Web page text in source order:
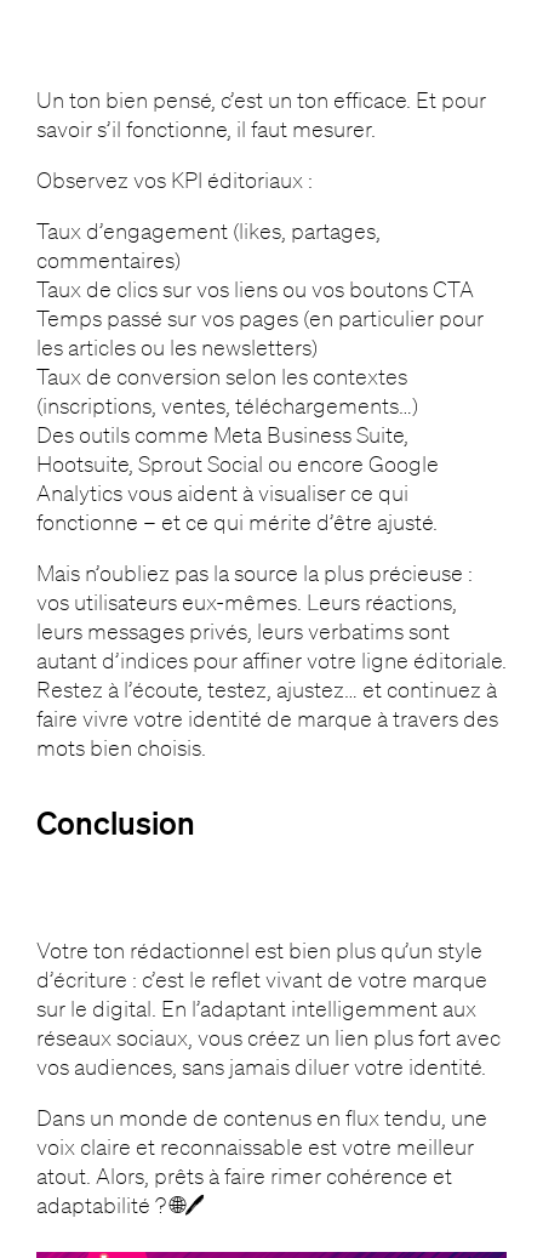
Un ton bien pensé, c’est un ton efficace. Et pour
savoir s’il fonctionne, il faut mesurer.
Observez vos KPI éditoriaux :
Taux d’engagement (likes, partages,
commentaires)
Taux de clics sur vos liens ou vos boutons CTA
Temps passé sur vos pages (en particulier pour
les articles ou les newsletters)
Taux de conversion selon les contextes
(inscriptions, ventes, téléchargements…)
Des outils comme Meta Business Suite,
Hootsuite, Sprout Social ou encore Google
Analytics vous aident à visualiser ce qui
fonctionne – et ce qui mérite d’être ajusté.
Mais n’oubliez pas la source la plus précieuse :
vos utilisateurs eux-mêmes. Leurs réactions,
leurs messages privés, leurs verbatims sont
autant d’indices pour affiner votre ligne éditoriale.
Restez à l’écoute, testez, ajustez… et continuez à
faire vivre votre identité de marque à travers des
mots bien choisis.
Conclusion
Votre ton rédactionnel est bien plus qu’un style
d’écriture : c’est le reflet vivant de votre marque
sur le digital. En l’adaptant intelligemment aux
réseaux sociaux, vous créez un lien plus fort avec
vos audiences, sans jamais diluer votre identité.
Dans un monde de contenus en flux tendu, une
voix claire et reconnaissable est votre meilleur
atout. Alors, prêts à faire rimer cohérence et
adaptabilité ? 🌐🖊️